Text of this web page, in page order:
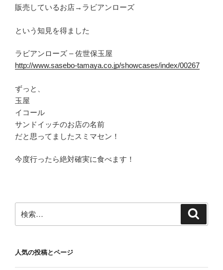
販売しているお店→ラビアンローズ
という知見を得ました
ラビアンローズ – 佐世保玉屋
http://www.sasebo-tamaya.co.jp/showcases/index/00267
ずっと、
玉屋
イコール
サンドイッチのお店の名前
だと思ってましたスミマセン！
今度行ったら絶対確実に食べます！
索:
人気の投稿とページ